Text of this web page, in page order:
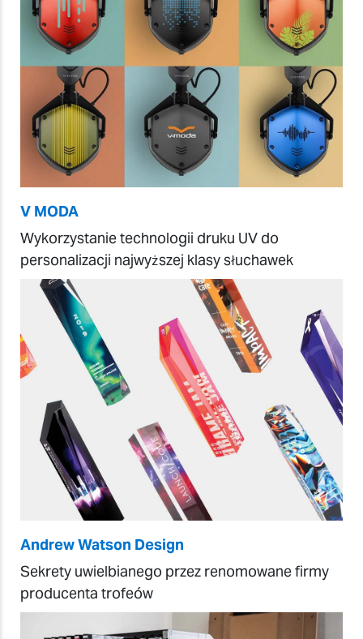
V MODA
Wykorzystanie technologii druku UV do
personalizacji najwyższej klasy słuchawek
Andrew Watson Design
Sekrety uwielbianego przez renomowane firmy
producenta trofeów